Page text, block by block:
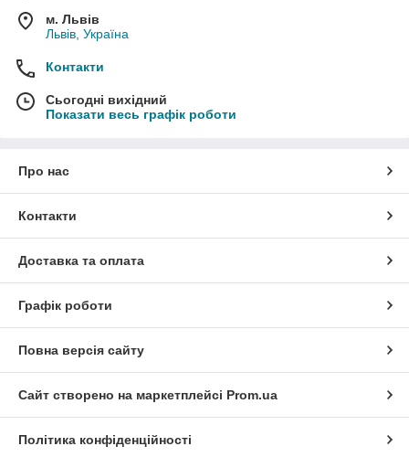
м. Львів
Львів, Україна
Контакти
Сьогодні вихідний
Показати весь графік роботи
Про нас
Контакти
Доставка та оплата
Графік роботи
Повна версія сайту
Сайт створено на маркетплейсі Prom.ua
Політика конфіденційності